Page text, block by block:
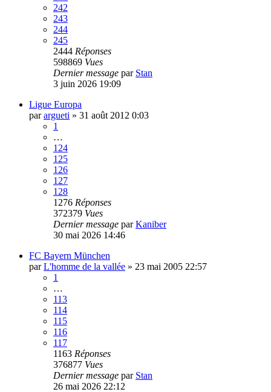
242
243
244
245
2444 Réponses
598869 Vues
Dernier message par Stan
3 juin 2026 19:09
Ligue Europa
parargueti » 31 août 2012 0:03
1
…
124
125
126
127
128
1276 Réponses
372379 Vues
Dernier message parKaniber
30 mai 2026 14:46
FC Bayern München
parL'homme de la vallée » 23 mai 2005 22:57
1
…
113
114
115
116
117
1163 Réponses
376877 Vues
Dernier message par Stan
26 mai 2026 22:12